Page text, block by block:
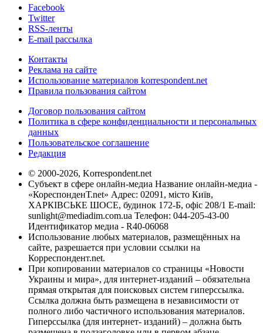
Facebook
Twitter
RSS-ленты
E-mail рассылка
Контакты
Реклама на сайте
Использование материалов korrespondent.net
Правила пользования сайтом
Договор пользования сайтом
Политика в сфере конфиденциальности и персональных
данных
Пользовательское соглашение
Редакция
© 2000-2026, Korrespondent.net
Субъект в сфере онлайн-медиа Название онлайн-медиа -
«КореспонденТ.net» Адрес: 02091, місто Київ,
ХАРКІВСЬКЕ ШОСЕ, будинок 172-Б, офіс 208/1 E-mail:
sunlight@mediadim.com.ua Телефон: 044-205-43-00
Идентификатор медиа - R40-06068
Использование любых материалов, размещённых на
сайте, разрешается при условии ссылки на
Корреспондент.net.
При копировании материалов со страницы «Новости
Украины и мира», для интернет-изданий – обязательна
прямая открытая для поисковых систем гиперссылка.
Ссылка должна быть размещена в независимости от
полного либо частичного использования материалов.
Гиперссылка (для интернет- изданий) – должна быть